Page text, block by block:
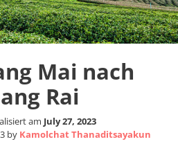
Mai nach
Rai
am July 27, 2023
by Kamolchat Thanaditsayakun